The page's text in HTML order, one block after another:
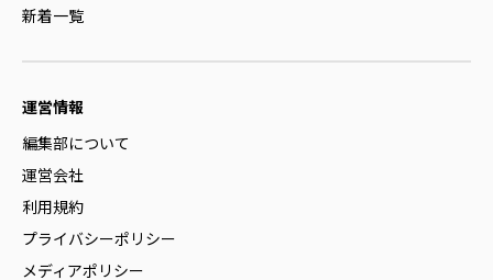
新着一覧
運営情報
編集部について
運営会社
利用規約
プライバシーポリシー
メディアポリシー